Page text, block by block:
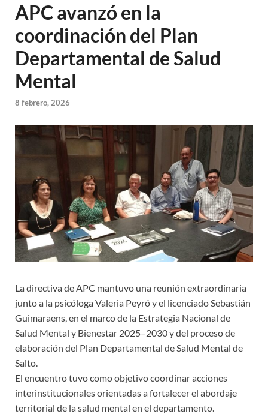
APC avanzó en la
coordinación del Plan
Departamental de Salud
Mental
8 febrero, 2026
La directiva de APC mantuvo una reunión extraordinaria
junto a la psicóloga Valeria Peyró y el licenciado Sebastián
Guimaraens, en el marco de la Estrategia Nacional de
Salud Mental y Bienestar 2025–2030 y del proceso de
elaboración del Plan Departamental de Salud Mental de
Salto.
El encuentro tuvo como objetivo coordinar acciones
interinstitucionales orientadas a fortalecer el abordaje
territorial de la salud mental en el departamento.